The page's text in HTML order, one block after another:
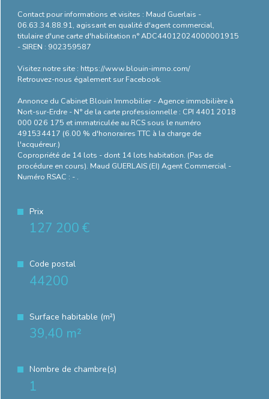
Contact pour informations et visites : Maud Guerlais -
06.63.34.88.91, agissant en qualité d'agent commercial,
titulaire d'une carte d'habilitation n° ADC44012024000001915
- SIREN : 902359587
Visitez notre site : https://www.blouin-immo.com/
Retrouvez-nous également sur Facebook.
Annonce du Cabinet Blouin Immobilier - Agence immobilière à
Nort-sur-Erdre - N° de la carte professionnelle : CPI 4401 2018
000 026 175 et immatriculée au RCS sous le numéro
491534417 (6.00 % d'honoraires TTC à la charge de
l'acquéreur.)
Copropriété de 14 lots - dont 14 lots habitation. (Pas de
procédure en cours). Maud GUERLAIS (EI) Agent Commercial -
Numéro RSAC : - .
Prix
127 200 €
Code postal
44200
Surface habitable (m²)
39,40 m²
Nombre de chambre(s)
1